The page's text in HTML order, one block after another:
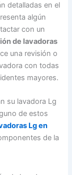
detalladas en el
algún
con un
de lavadoras
una revisión o
con todas
mayores.
su lavadora Lg
de estos
Lg en
de la